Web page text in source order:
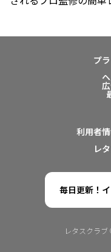
プ
利用者
レ
毎日更新！
レタスクラブ